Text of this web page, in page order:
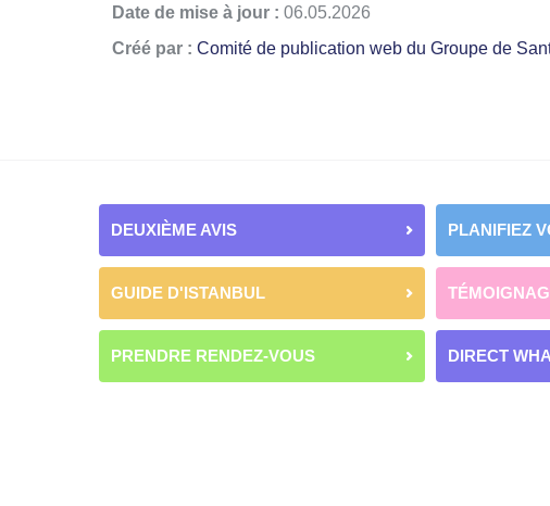
Date de mise à jour : 06.05.2026
Créé par : Comité de publication web du Groupe de
DEUXIÈME AVIS PLANIFIEZ
GUIDE D'ISTANBUL
PRENDRE RENDEZ-VOUS DIRECT